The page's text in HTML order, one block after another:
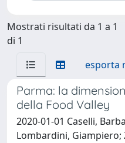
Mostrati risultati da 1 a 1
di 1
esporta
Parma: la
della Food Valley
2020-01-01 Caselli,
Lombardini, Giampiero;